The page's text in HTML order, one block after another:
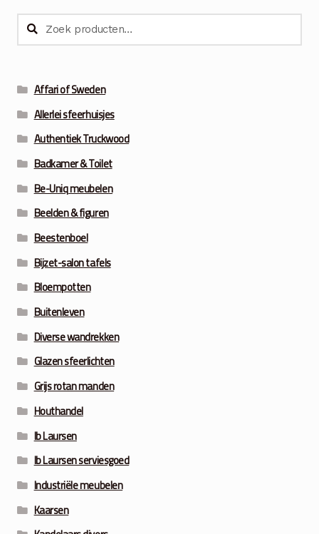
Zoeken
naar:
Zoeken
Affari of Sweden
Allerlei sfeerhuisjes
Authentiek Truckwood
Badkamer & Toilet
Be-Uniq meubelen
Beelden & figuren
Beestenboel
Bijzet-salon tafels
Bloempotten
Buitenleven
Diverse wandrekken
Glazen sfeerlichten
Grijs rotan manden
Houthandel
Ib Laursen
Ib Laursen serviesgoed
Industriële meubelen
Kaarsen